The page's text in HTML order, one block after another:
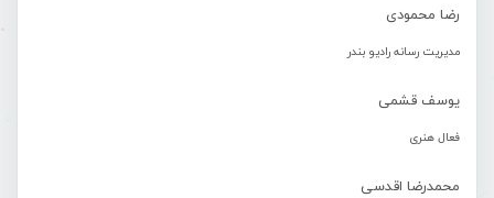
رضا محمودی
مدیریت رسانه رادیو بندر
یوسف قشمی
فعال هنری
محمدرضا اقدسی